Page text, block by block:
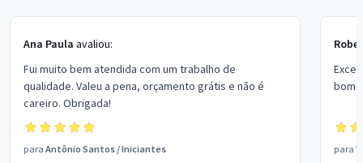
Ana Paula avaliou:
Fui muito bem atendida com um trabalho de
qualidade. Valeu a pena, orçamento grátis e não é
careiro. Obrigada!
para Antônio Santos /Iniciantes
bom
para